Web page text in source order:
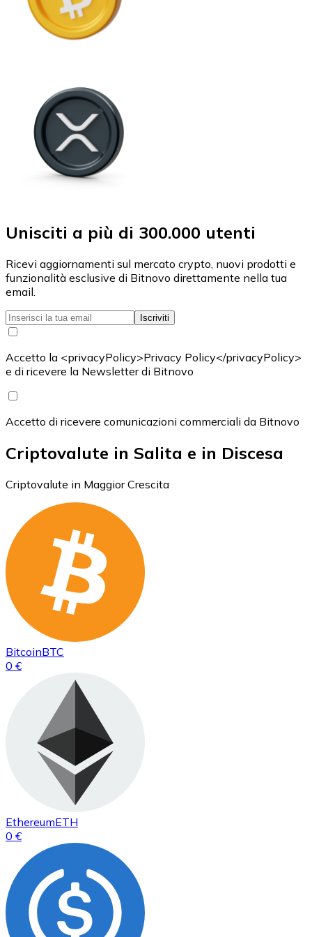
Unisciti a più di 300.000 utenti
Ricevi aggiornamenti sul mercato crypto, nuovi prodotti e
funzionalità esclusive di Bitnovo direttamente nella tua
email.
Iscriviti
Accetto la <privacyPolicy>Privacy Policy</privacyPolicy>
e di ricevere la Newsletter di Bitnovo
Accetto di ricevere comunicazioni commerciali da Bitnovo
Criptovalute in Salita e in Discesa
Criptovalute in Maggior Crescita
BitcoinBTC
0 €
EthereumETH
0 €